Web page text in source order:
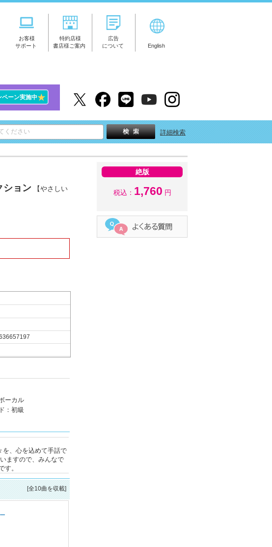
お客様
サポート
特約店様
書店様ご案内
広告
について
English
ーン実施中★
詳細検索
ション 【やさしい
ーカル
：初級
を、心を込めて手話で
ますので、みんなで
す。
[全10曲を収載]
絶版
税込： 1,760 円